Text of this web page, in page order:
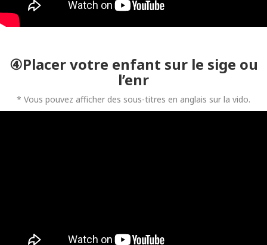
④Placer votre enfant sur le sige ou
l’enr
* Vous pouvez afficher des sous-titres en anglais sur la vido.